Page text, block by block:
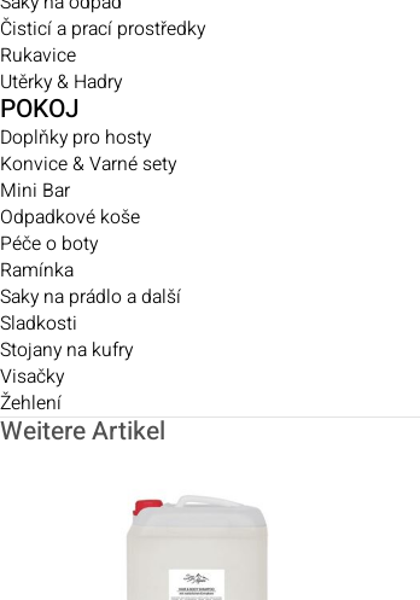
Čisticí a prací prostředky
Rukavice
Utěrky & Hadry
POKOJ
Doplňky pro hosty
Konvice & Varné sety
Mini Bar
Odpadkové koše
Péče o boty
Ramínka
Saky na prádlo a další
Sladkosti
Stojany na kufry
Visačky
Žehlení
Weitere Artikel